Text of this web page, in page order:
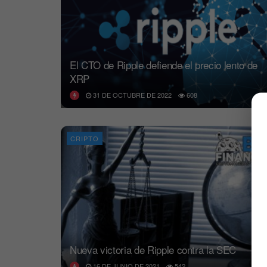
El CTO de Ripple defiende el precio lento de
XRP
31 DE OCTUBRE DE 2022 608
CRIPTO
Nueva victoria de Ripple contra la SEC